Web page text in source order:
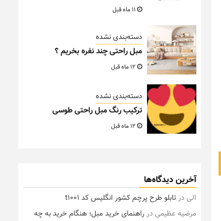
دسته‌بندی نشده
مبل راحتی چند نفره بخریم ؟
دسته‌بندی نشده
ترکیب رنگ مبل راحتی طوسی
آخرین دیدگاه‌ها
الیدرتابلو طرح پرچم کشور انگلیس کد t1001
مرضیه عظیمیدر راهنمای خرید مبل؛ هنگام خرید به چه